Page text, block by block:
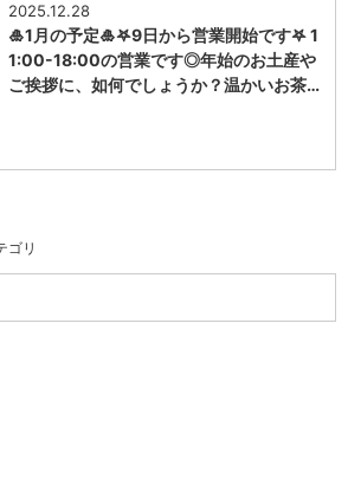
2025.12.28
🎍1月の予定🎍𖤐9日から営業開始です𖤐 1
1:00-18:00の営業です◎年始のお土産や
ご挨拶に、如何でしょうか？温かいお茶…
ゴリ